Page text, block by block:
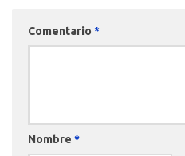
Comentario *
Nombre *